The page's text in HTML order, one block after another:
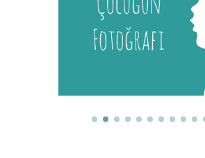
Melis
İstanbul Tıp Fakültesi